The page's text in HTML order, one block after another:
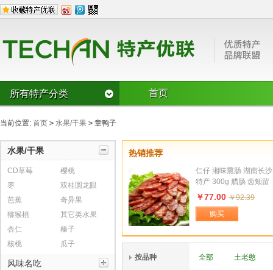
所有特产分类
双桂圆龙眼
猕猴桃
其它类水果
杏仁
风味名吃
风味糕点/麻
豆腐豆皮
烧鸡/烤鸭
锅贴/馅饼/盒
腊肉/腊肠/灌
罐头
其它风味名
鱼宴
切糕
湖南风味
广西风味
湖北风味
罐头火腿/腌泡菜/烤干
方便食品类
首页
当前位置: 首页 > 水果/干果 > 章鸭子
水果/干果
CD草莓
樱桃
枣
双桂圆龙眼
芭蕉
奇异果
猕猴桃
其它类水果
杏仁
榛子
核桃
瓜子
风味名吃
热销推荐
仁仔 湘味熏肠 湖南长沙
特产 300g 腊肠 齿颊留
香 沁人心脾
￥77.00 ￥92.39
购买
按品种 全部 土老憨